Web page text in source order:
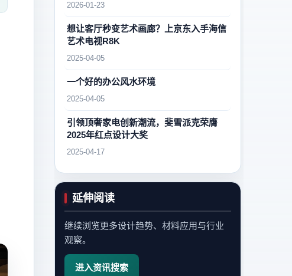
2026-01-23
想让客厅秒变艺术画廊？上京东入手海信
艺术电视R8K
2025-04-05
一个好的办公风水环境
2025-04-05
引领顶奢家电创新潮流，斐雪派克荣膺
2025年红点设计大奖
2025-04-17
延伸阅读
继续浏览更多设计趋势、材料应用与行业
观察。
进入资讯搜索